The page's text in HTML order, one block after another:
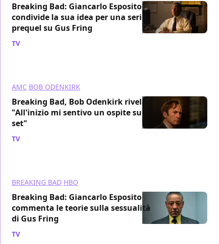
Breaking Bad: Giancarlo Esposito
condivide la sua idea per una serie
prequel su Gus Fring
TV
AMC BOB ODENKIRK
Breaking Bad, Bob Odenkirk rivela:
"All'inizio mi sentivo un ospite sul
set"
TV
BREAKING BAD HBO
Breaking Bad: Giancarlo Esposito
commenta le teorie sulla sessualità
di Gus Fring
TV